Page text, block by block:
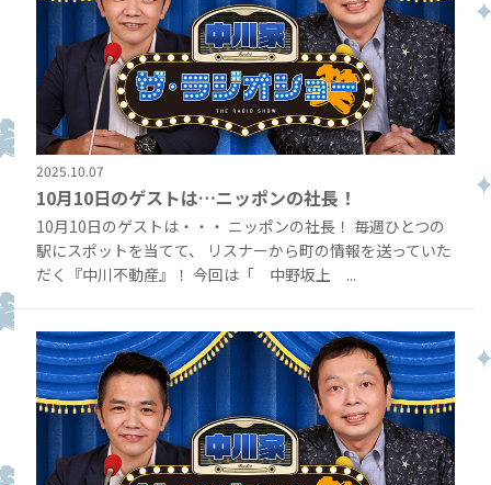
2025.10.07
10月10日のゲストは…ニッポンの社長！
10月10日のゲストは・・・ ニッポンの社長！ 毎週ひとつの
駅にスポットを当てて、 リスナーから町の情報を送っていた
だく『中川不動産』！ 今回は「 中野坂上 ...